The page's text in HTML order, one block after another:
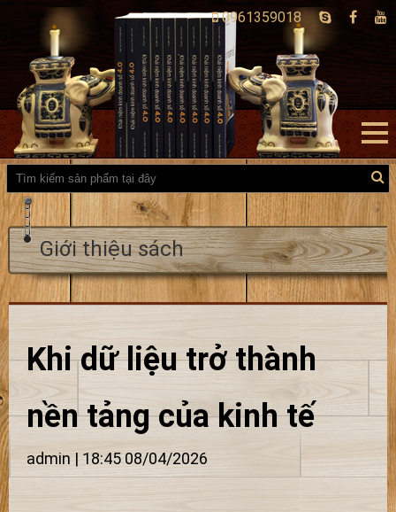
0961359018
Giới thiệu sách
Khi dữ liệu trở thành
nền tảng của kinh tế
admin | 18:45 08/04/2026